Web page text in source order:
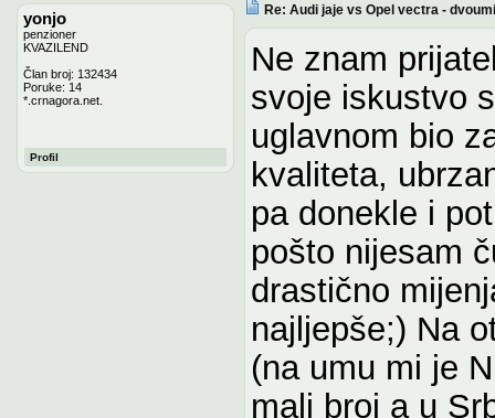
yonjo
penzioner
KVAZILEND
Član broj: 132434
Poruke: 14
*.crnagora.net.
Profil
Re: Audi jaje vs Opel vectra -
Ne znam
svoje iskustvo
uglavnom bio
kvaliteta,
pa donekle i
pošto nijesam
drastično
najljepše;) Na
(na umu mi je
mali broj a u